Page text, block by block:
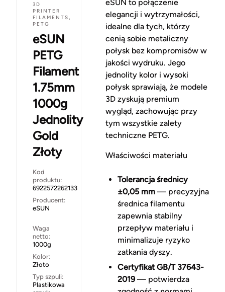
3D
PRINTER
FILAMENTS,
PETG
eSUN
PETG
Filament
1.75mm
1000g
Jednolity
Gold
Złoty
Kod
produktu:
6922572262133
Producent:
eSUN
Waga
netto:
1000g
Kolor:
Złoto
Typ szpuli:
Plastikowa
eSUN to połączenie
elegancji i wytrzymałości,
idealne dla tych, którzy
cenią sobie metaliczny
połysk bez kompromisów w
jakości wydruku. Jego
jednolity kolor i wysoki
połysk sprawiają, że modele
3D zyskują premium
wygląd, zachowując przy
tym wszystkie zalety
techniczne PETG.
Właściwości materiału
Tolerancja średnicy
±0,05 mm— precyzyjna
średnica filamentu
zapewnia stabilny
przepływ materiału i
minimalizuje ryzyko
zatkania dyszy.
Certyfikat GB/T 37643-
2019— potwierdza